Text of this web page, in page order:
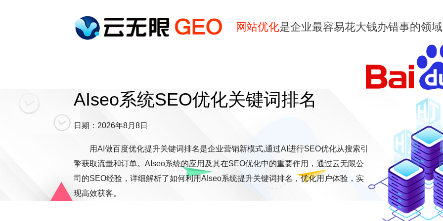
网站优化是企业最容易花大钱办错事的领域
AIseo系统SEO优化关键词排名
日期：2026年8月8日
用AI做百度优化提升关键词排名是企业营销新模式,通过AI进行SEO优化从搜索引
擎获取流量和订单。AIseo系统的应用及其在SEO优化中的重要作用，通过云无限公
司的SEO经验，详细解析了如何利用AIseo系统提升关键词排名，优化用户体验，实
现高效获客。